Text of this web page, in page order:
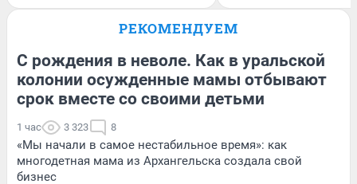
РЕКОМЕНДУЕМ
С рождения в неволе. Как в уральской
колонии осужденные мамы отбывают
срок вместе со своими детьми
1 час 3 323 8
«Мы начали в самое нестабильное время»: как
многодетная мама из Архангельска создала свой
бизнес